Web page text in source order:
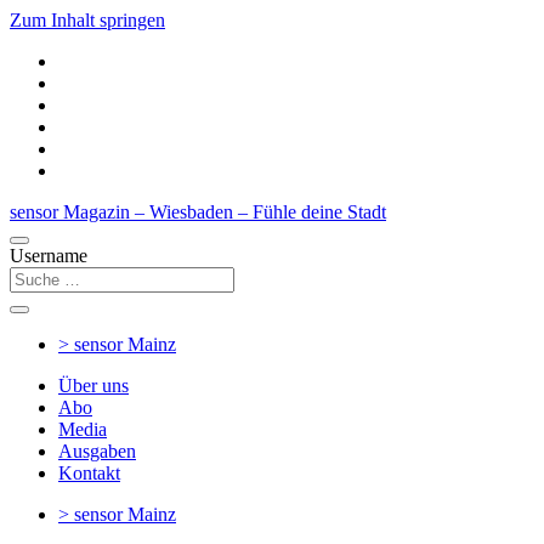
Zum Inhalt springen
sensor Magazin – Wiesbaden – Fühle deine Stadt
Username
> sensorMainz
Über uns
Abo
Media
Ausgaben
Kontakt
> sensorMainz